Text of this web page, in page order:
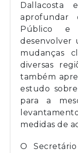
Público e
desenvolver
mudanças
diversas
também
estudo
para a
medidas de
O